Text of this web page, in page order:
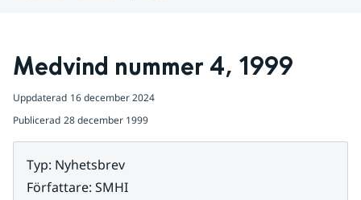
Medvind nummer 4, 1999
Uppdaterad 16 december 2024
Publicerad 28 december 1999
Typ: Nyhetsbrev
Författare: SMHI